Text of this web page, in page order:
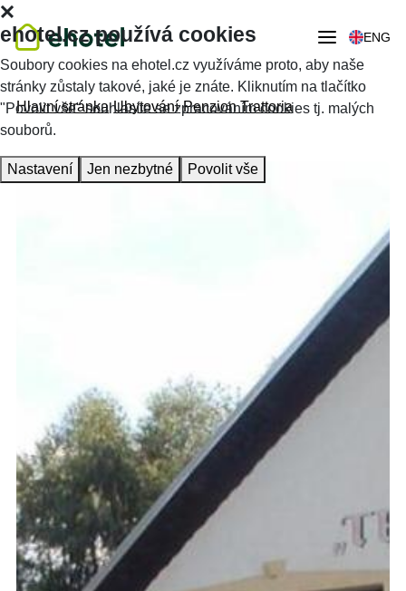
ENG
Hlavní stránka Ubytování Penzion Trattoria
ehotel.cz používá cookies
Soubory cookies na ehotel.cz využíváme proto, aby naše
stránky zůstaly takové, jaké je znáte. Kliknutím na tlačítko
"Povolit vše" souhlasíte se zpracováním cookies tj. malých
souborů.
Nastavení Jen nezbytné Povolit vše